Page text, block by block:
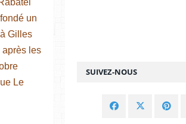
un
Gilles
après les
Le
SUIVEZ-NOUS